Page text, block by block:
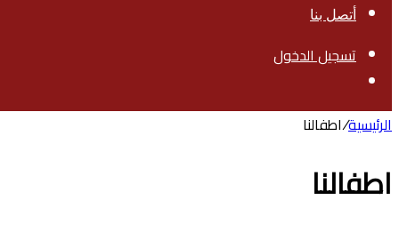
أتصل بنا
تسجيل الدخول
عن
الرئيسية/اطفالنا
اطفالنا